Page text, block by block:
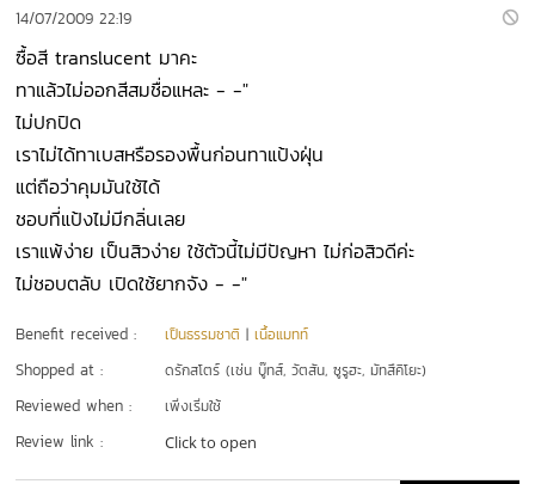
14/07/2009 22:19
ซื้อสี translucent มาคะ
ทาแล้วไม่ออกสีสมชื่อแหละ - -"
ไม่ปกปิด
เราไม่ได้ทาเบสหรือรองพื้นก่อนทาแป้งฝุ่น
แต่ถือว่าคุมมันใช้ได้
ชอบที่แป้งไม่มีกลิ่นเลย
เราแพ้ง่าย เป็นสิวง่าย ใช้ตัวนี้ไม่มีปัญหา ไม่ก่อสิวดีค่ะ
ไม่ชอบตลับ เปิดใช้ยากจัง - -"
Benefit received : เป็นธรรมชาติ |เนื้อแมทท์
Shopped at : ดรักสโตร์ (เช่น บู๊ทส์, วัตสัน, ซูรูฮะ, มัทสึคิโยะ)
Reviewed when : เพิ่งเริ่มใช้
Review link : Click to open